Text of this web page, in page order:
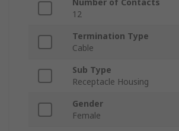
Number of Contacts
12
Termination Type
Cable
Sub Type
Receptacle Housing
Gender
Female